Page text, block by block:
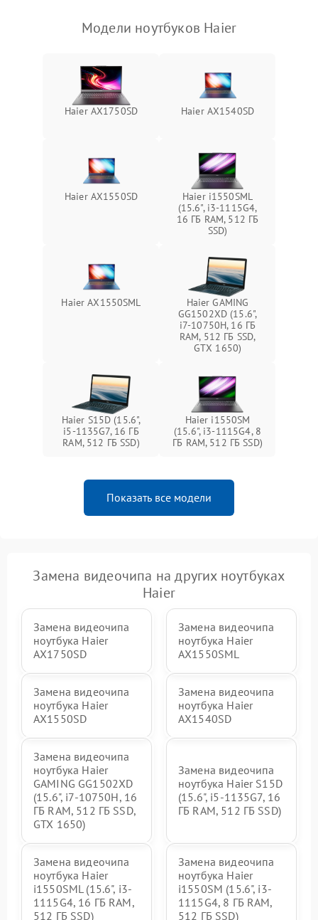
пропадание диска
оперативной памяти:
вылеты приложений,
синие экраны
Подробнее →
Модели ноутбуков Haier
Haier AX1750SD Haier AX1540SD
Haier AX1550SD
Haier i1550SML
(15.6", i3-1115G4,
16 ГБ RAM, 512 ГБ
SSD)
Haier AX1550SML
Haier GAMING
GG1502XD (15.6",
i7-10750H, 16 ГБ
RAM, 512 ГБ SSD,
GTX 1650)
Haier S15D (15.6",
i5-1135G7, 16 ГБ
RAM, 512 ГБ SSD)
Haier i1550SM
(15.6", i3-1115G4, 8
ГБ RAM, 512 ГБ SSD)
Показать все модели
Замена видеочипа на других ноутбуках
Haier
Замена видеочипа
ноутбука Haier
AX1750SD
Замена видеочипа
ноутбука Haier
AX1550SML
Замена видеочипа
ноутбука Haier
AX1550SD
Замена видеочипа
ноутбука Haier
AX1540SD
Замена видеочипа
ноутбука Haier
GAMING GG1502XD
(15.6", i7-10750H, 16
ГБ RAM, 512 ГБ SSD,
GTX 1650)
Замена видеочипа
ноутбука Haier S15D
(15.6", i5-1135G7, 16
ГБ RAM, 512 ГБ SSD)
Замена видеочипа
ноутбука Haier
i1550SML (15.6", i3-
1115G4, 16 ГБ RAM,
512 ГБ SSD)
Замена видеочипа
ноутбука Haier
i1550SM (15.6", i3-
1115G4, 8 ГБ RAM,
512 ГБ SSD)